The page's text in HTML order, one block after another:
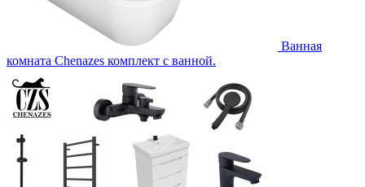
Ванная
комната Chenazes комплект с ванной.